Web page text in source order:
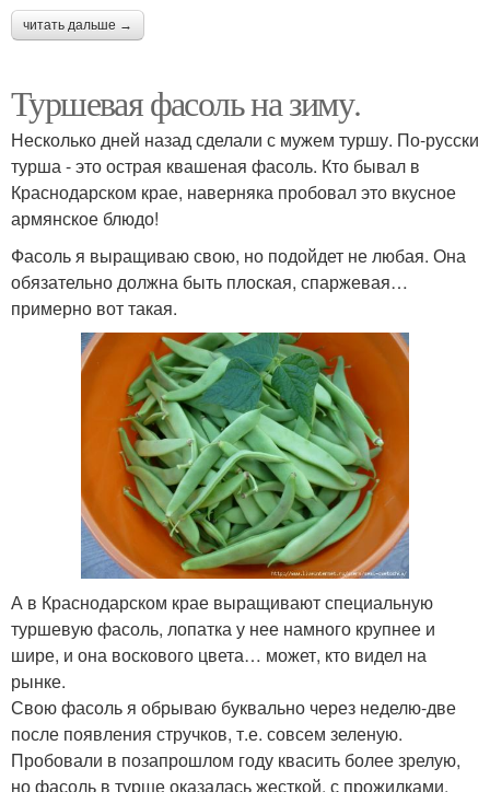
читать дальше →
Туршевая фасоль на зиму.
Несколько дней назад сделали с мужем туршу. По-русски
турша - это острая квашеная фасоль. Кто бывал в
Краснодарском крае, наверняка пробовал это вкусное
армянское блюдо!
Фасоль я выращиваю свою, но подойдет не любая. Она
обязательно должна быть плоская, спаржевая…
примерно вот такая.
А в Краснодарском крае выращивают специальную
туршевую фасоль, лопатка у нее намного крупнее и
шире, и она воскового цвета… может, кто видел на
рынке.
Свою фасоль я обрываю буквально через неделю-две
после появления стручков, т.е. совсем зеленую.
Пробовали в позапрошлом году квасить более зрелую,
но фасоль в турше оказалась жесткой, с прожилками.